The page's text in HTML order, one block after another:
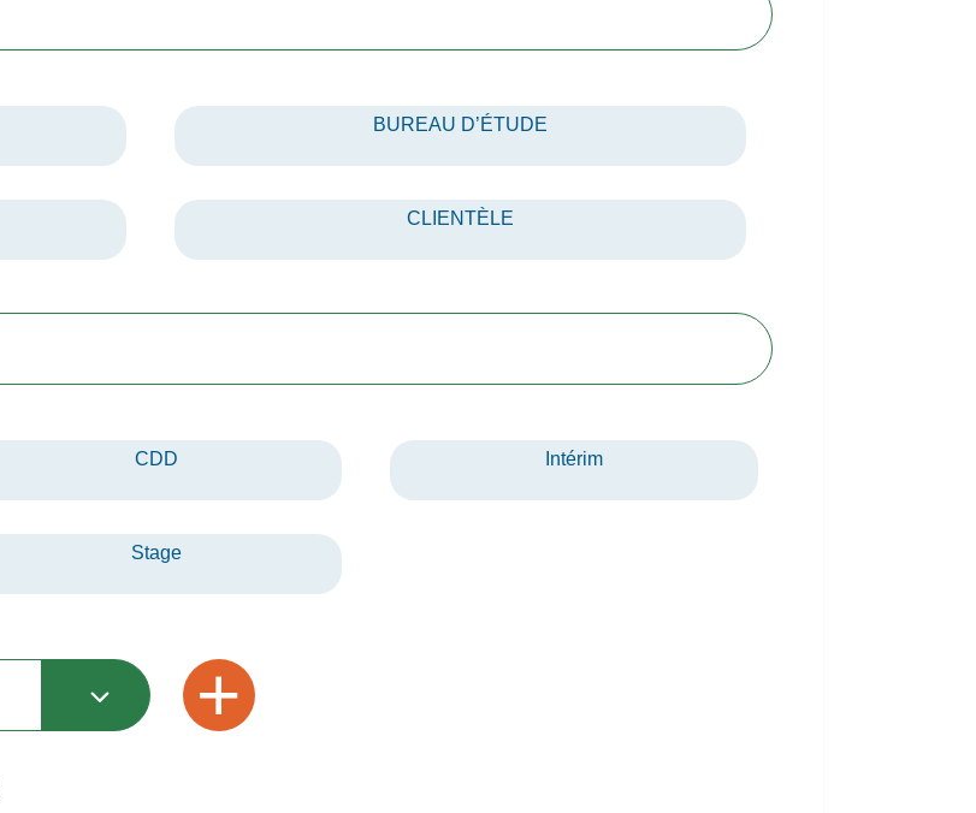
BUREAU D’ÉTUDE
CLIENTÈLE
CDD Intérim
Stage
+